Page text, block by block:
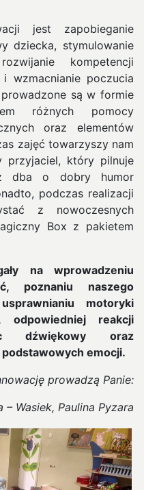
jest zapobieganie
dziecka, stymulowanie
kompetencji
i wzmacnianie poczucia
są w formie
różnych pomocy
oraz elementów
zajęć towarzyszy nam
przyjaciel, który pilnuje
dba o dobry humor
podczas realizacji
z nowoczesnych
Box z pakietem
na wprowadzeniu
poznaniu naszego
motoryki
odpowiedniej reakcji
dźwiękowy oraz
emocji.
prowadzą Panie:
Wasiek, Paulina Pyzara